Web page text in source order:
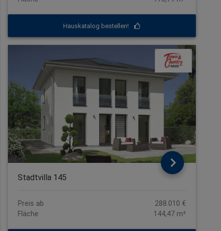
Hauskatalog bestellen!
Stadtvilla 145
Preis ab
288.010 €
Fläche
144,47 m²